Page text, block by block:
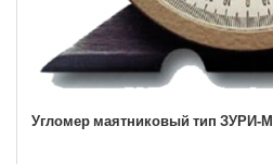
Угломер маятниковый тип ЗУРИ-М